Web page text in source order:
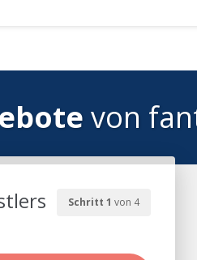
von
Schritt 1 von 4